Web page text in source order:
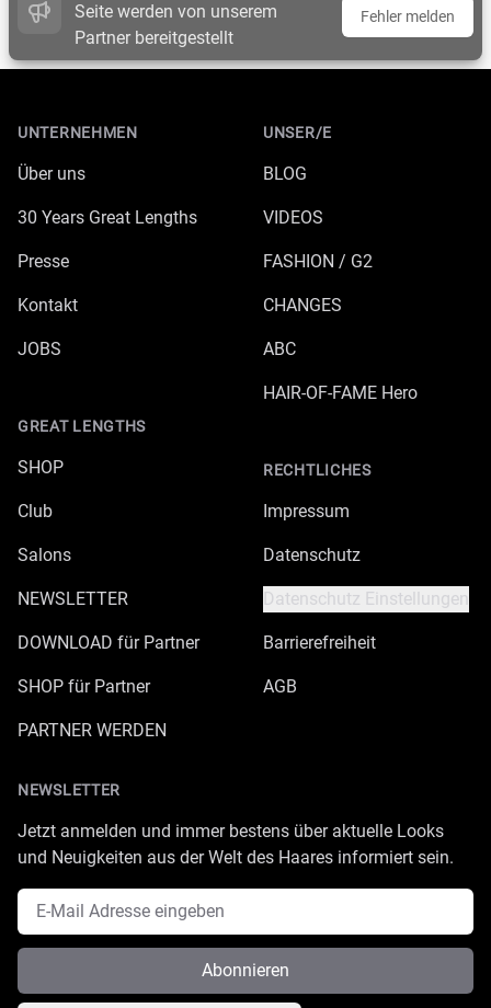
Seite werden von unserem
Partner bereitgestellt
Fehler melden
UNTERNEHMEN
Über uns
30 Years Great Lengths
Presse
Kontakt
JOBS
GREAT LENGTHS
SHOP
Club
Salons
NEWSLETTER
DOWNLOAD für Partner
SHOP für Partner
PARTNER WERDEN
UNSER/E
BLOG
VIDEOS
FASHION / G2
CHANGES
ABC
HAIR-OF-FAME Hero
RECHTLICHES
Impressum
Datenschutz
Datenschutz Einstellungen
Barrierefreiheit
AGB
NEWSLETTER
Jetzt anmelden und immer bestens über aktuelle Looks
und Neuigkeiten aus der Welt des Haares informiert sein.
E-Mail Adresse
Abonnieren